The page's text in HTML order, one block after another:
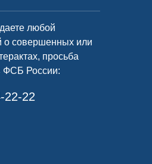
любой
о совершенных или
просьба
ФСБ России:
22-22